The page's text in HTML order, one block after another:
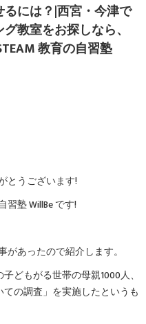
には？|西宮・今津で
教室をお探しなら、
教育の自習塾
とうございます!
塾 WillBe です!
あったので紹介します。
どもがる世帯の母親1000人、
の調査」を実施したというも